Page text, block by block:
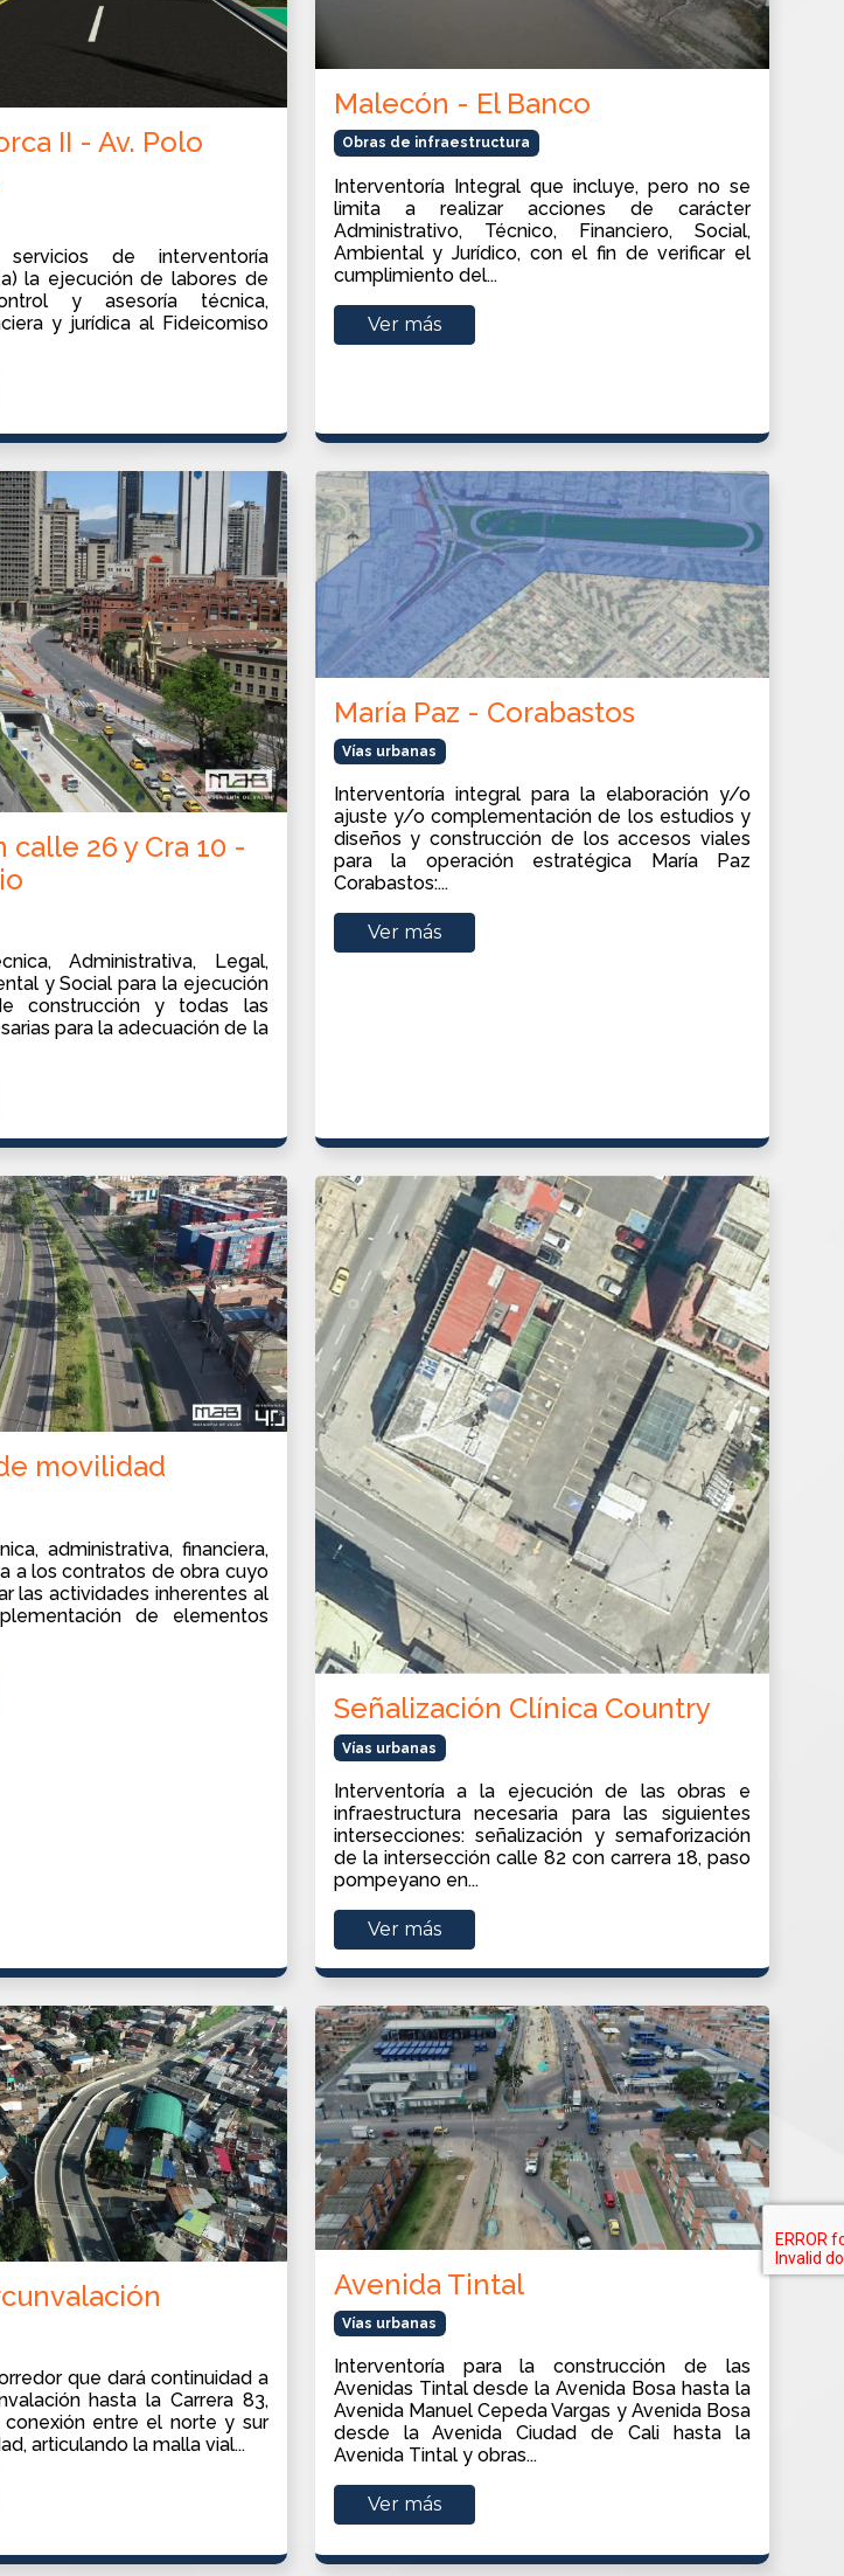
II - Av. Polo
de interventoría
la ejecución de labores de
y asesoría técnica,
y jurídica al Fideicomiso
Malecón - El Banco
Obras de infraestructura
Interventoría Integral que incluye, pero no se
limita a realizar acciones de carácter
Administrativo, Técnico, Financiero, Social,
Ambiental y Jurídico, con el fin de verificar el
cumplimiento del...
Ver más
calle 26 y Cra 10 -
Administrativa, Legal,
y Social para la ejecución
construcción y todas las
para la adecuación de la
María Paz - Corabastos
Vías urbanas
Interventoría integral para la elaboración y/o
ajuste y/o complementación de los estudios y
diseños y construcción de los accesos viales
para la operación estratégica María Paz
Corabastos:...
Ver más
movilidad
administrativa, financiera,
a los contratos de obra cuyo
las actividades inherentes al
de elementos
Señalización Clínica Country
Vías urbanas
Interventoría a la ejecución de las obras e
infraestructura necesaria para las siguientes
intersecciones: señalización y semaforización
de la intersección calle 82 con carrera 18, paso
pompeyano en...
Ver más
que dará continuidad a
hasta la Carrera 83,
entre el norte y sur
articulando la malla vial...
Avenida Tintal
Vías urbanas
Interventoría para la construcción de las
Avenidas Tintal desde la Avenida Bosa hasta la
Avenida Manuel Cepeda Vargas y Avenida Bosa
desde la Avenida Ciudad de Cali hasta la
Avenida Tintal y obras...
Ver más